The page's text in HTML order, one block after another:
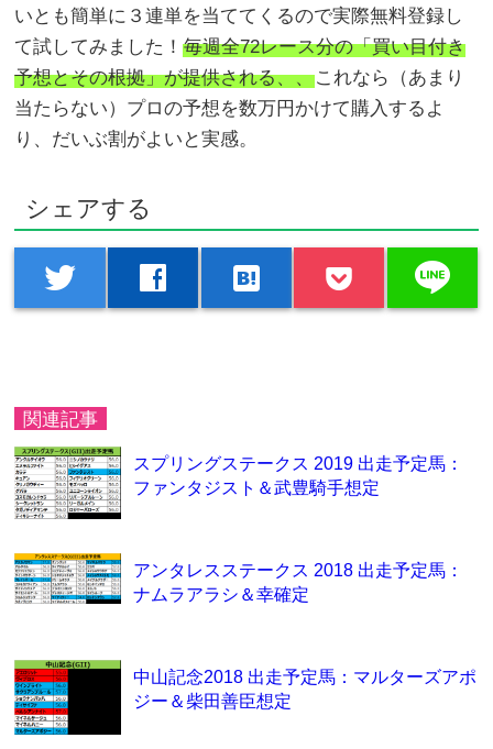
いとも簡単に３連単を当ててくるので実際無料登録し
て試してみました！毎週全72レース分の「買い目付き
予想とその根拠」が提供される、、これなら（あまり
当たらない）プロの予想を数万円かけて購入するよ
り、だいぶ割がよいと実感。
シェアする
twitter facebook hatenabookmark line
関連記事
スプリングステークス 2019 出走予定馬：
ファンタジスト＆武豊騎手想定
アンタレスステークス 2018 出走予定馬：
ナムラアラシ＆幸確定
中山記念2018 出走予定馬：マルターズアポ
ジー＆柴田善臣想定